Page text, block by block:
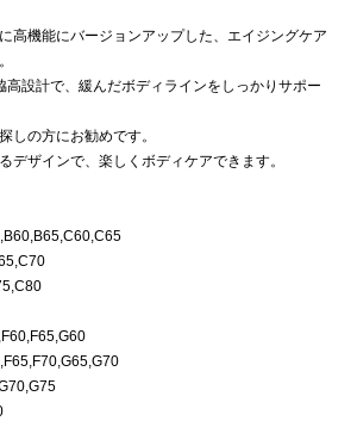
高機能にバージョンアップした、エイジングケア
高設計で、緩んだボディラインをしっかりサポー
しの方にお勧めです。
デザインで、楽しくボディケアできます。